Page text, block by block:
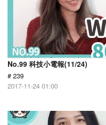
No.99 科技小電報(11/24)
# 239
2017-11-24 01:00